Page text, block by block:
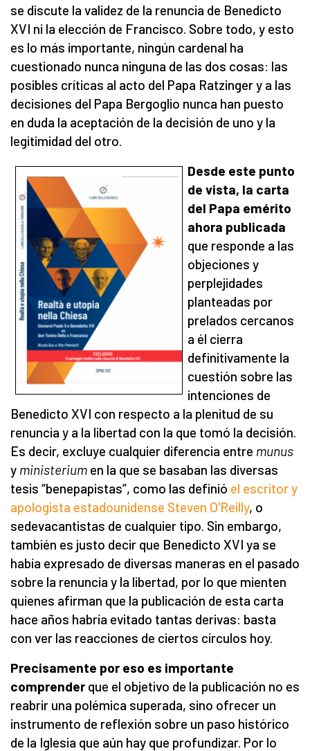
se discute la validez de la renuncia de Benedicto
XVI ni la elección de Francisco. Sobre todo, y esto
es lo más importante, ningún cardenal ha
cuestionado nunca ninguna de las dos cosas: las
posibles críticas al acto del Papa Ratzinger y a las
decisiones del Papa Bergoglio nunca han puesto
en duda la aceptación de la decisión de uno y la
legitimidad del otro.
Desde este punto
de vista, la carta
del Papa emérito
ahora publicada
que responde a las
objeciones y
perplejidades
planteadas por
prelados cercanos
a él cierra
definitivamente la
cuestión sobre las
intenciones de
Benedicto XVI con respecto a la plenitud de su
renuncia y a la libertad con la que tomó la decisión.
Es decir, excluye cualquier diferencia entre munus
y ministerium en la que se basaban las diversas
tesis “benepapistas”, como las definió el escritor y
apologista estadounidense Steven O'Reilly, o
sedevacantistas de cualquier tipo. Sin embargo,
también es justo decir que Benedicto XVI ya se
había expresado de diversas maneras en el pasado
sobre la renuncia y la libertad, por lo que mienten
quienes afirman que la publicación de esta carta
hace años habría evitado tantas derivas: basta
con ver las reacciones de ciertos círculos hoy.
Precisamente por eso es importante
comprender que el objetivo de la publicación no es
reabrir una polémica superada, sino ofrecer un
instrumento de reflexión sobre un paso histórico
de la Iglesia que aún hay que profundizar. Por lo